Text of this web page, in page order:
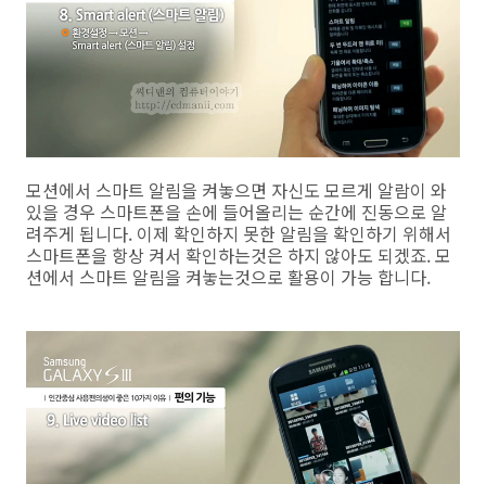
모션에서 스마트 알림을 켜놓으면 자신도 모르게 알람이 와
있을 경우 스마트폰을 손에 들어올리는 순간에 진동으로 알
려주게 됩니다. 이제 확인하지 못한 알림을 확인하기 위해서
스마트폰을 항상 켜서 확인하는것은 하지 않아도 되겠죠. 모
션에서 스마트 알림을 켜놓는것으로 활용이 가능 합니다.